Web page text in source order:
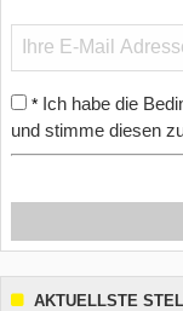
* Ich habe die
und stimme diesen
AKTUELLSTE